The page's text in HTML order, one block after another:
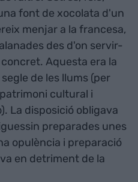
font de xocolata d'un
menjar a la francesa,
des d'on servir-
Aquesta era la
de les llums (per
cultural i
La disposició obligava
preparades unes
opulència i preparació
en detriment de la